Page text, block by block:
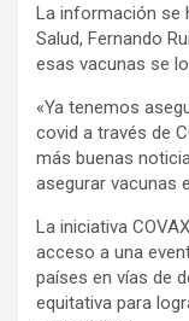
La información se
Salud, Fernando
esas vacunas se
«Ya tenemos
covid a través de
más buenas
asegurar vacunas
La iniciativa
acceso a una
países en vías de
equitativa para